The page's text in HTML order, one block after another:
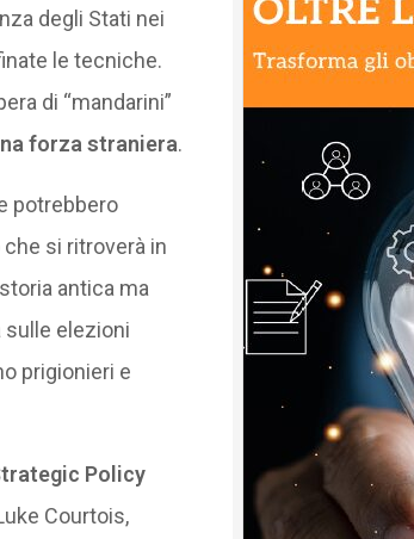
degli Stati nei
le tecniche.
di “mandarini”
forza straniera.
potrebbero
si ritroverà in
antica ma
sulle elezioni
prigionieri e
Policy
Courtois,